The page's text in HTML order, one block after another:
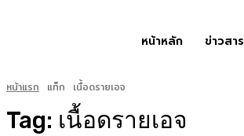
หน้าหลัก ข่าวสาร
หน้าแรก แท็ก เนื้อดรายเอจ
Tag: เนื้อดรายเอจ